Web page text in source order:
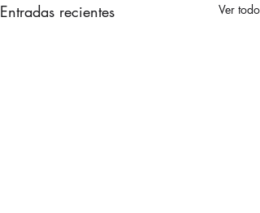
Entradas recientes Ver todo